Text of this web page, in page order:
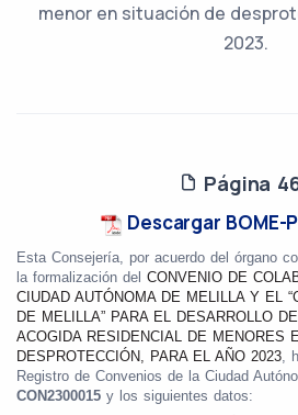
menor en situación de
2023.
Página
Descargar BOME-
Esta Consejería, por acuerdo del órgano
la formalización del CONVENIO DE
CIUDAD AUTÓNOMA DE MELILLA Y EL
DE MELILLA” PARA EL DESARROLLO
ACOGIDA RESIDENCIAL DE MENORES
DESPROTECCIÓN, PARA EL AÑO 2023,
Registro de Convenios de la Ciudad
CON2300015 y los siguientes datos: